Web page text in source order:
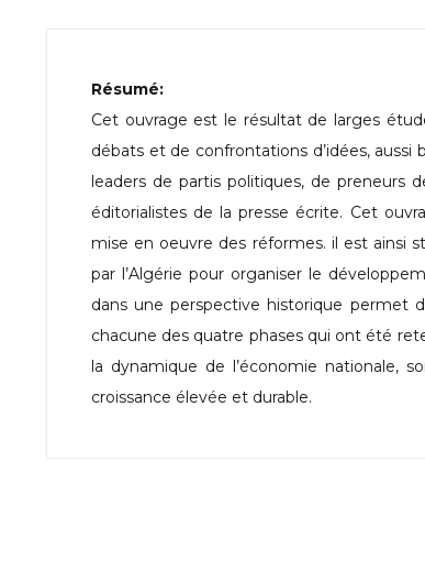
Résumé:
Cet ouvrage est le résultat de larges
débats et de confrontations d’idées,
leaders de partis politiques, de preneurs
éditorialistes de la presse écrite. Cet
mise en oeuvre des réformes. il est ainsi
par l’Algérie pour organiser le
dans une perspective historique permet
chacune des quatre phases qui ont été
la dynamique de l’économie nationale,
croissance élevée et durable.